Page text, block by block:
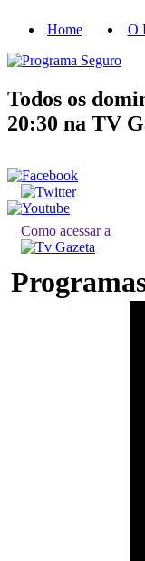
Home O
Todos os
20:30 na TV
Como acessar a